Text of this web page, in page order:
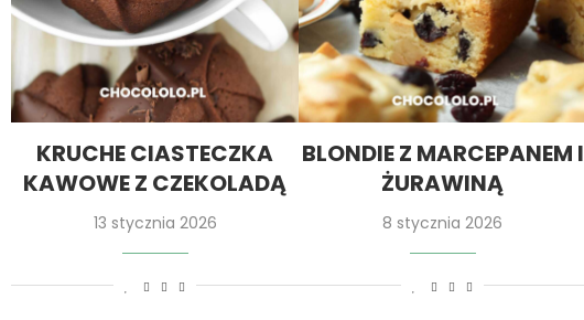
KRUCHE CIASTECZKA
KAWOWE Z CZEKOLADĄ
13 stycznia 2026
BLONDIE Z MARCEPANEM I
ŻURAWINĄ
8 stycznia 2026